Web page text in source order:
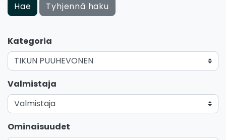
Hae Tyhjennä haku
Kategoria
Valmistaja
Ominaisuudet